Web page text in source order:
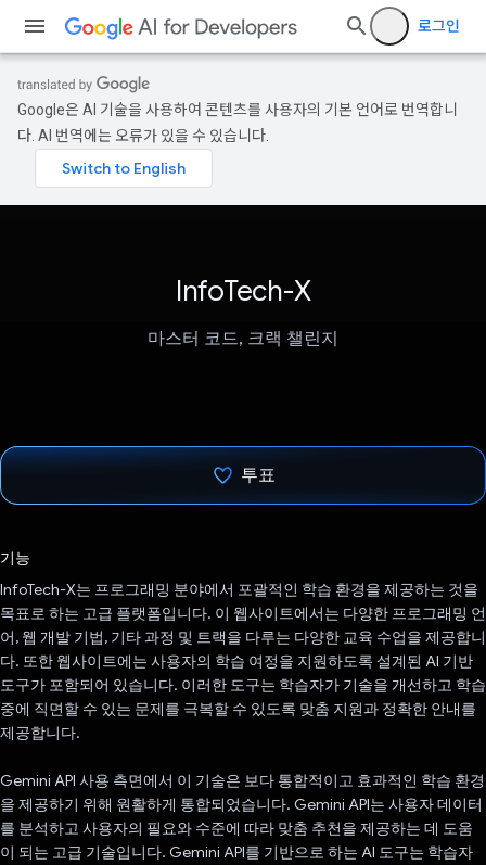
로그인
Google은 AI 기술을 사용하여 콘텐츠를 사용자의 기본 언어로 번역합니
다. AI 번역에는 오류가 있을 수 있습니다.
InfoTech-X
마스터 코드, 크랙 챌린지
투표
기능
InfoTech-X는 프로그래밍 분야에서 포괄적인 학습 환경을 제공하는 것을
목표로 하는 고급 플랫폼입니다. 이 웹사이트에서는 다양한 프로그래밍 언
어, 웹 개발 기법, 기타 과정 및 트랙을 다루는 다양한 교육 수업을 제공합니
다. 또한 웹사이트에는 사용자의 학습 여정을 지원하도록 설계된 AI 기반
도구가 포함되어 있습니다. 이러한 도구는 학습자가 기술을 개선하고 학습
중에 직면할 수 있는 문제를 극복할 수 있도록 맞춤 지원과 정확한 안내를
제공합니다.
Gemini API 사용 측면에서 이 기술은 보다 통합적이고 효과적인 학습 환경
을 제공하기 위해 원활하게 통합되었습니다. Gemini API는 사용자 데이터
를 분석하고 사용자의 필요와 수준에 따라 맞춤 추천을 제공하는 데 도움
이 되는 고급 기술입니다. Gemini API를 기반으로 하는 AI 도구는 학습자